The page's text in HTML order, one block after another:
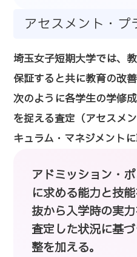
アセスメント・プ
埼玉女子短期大学では、
保証すると共に教育の改
次のように各学生の学修
を捉える査定（アセスメ
キュラム・マネジメントに
アドミッション・
に求める能力と技
抜から入学時の実力
査定した状況に基
整を加える。